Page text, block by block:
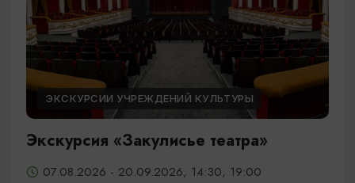
ЭКСКУРСИИ УЧРЕЖДЕНИЙ КУЛЬТУРЫ
Экскурсия «Закулисье театра»
07.08.2026 - 20.09.2026, 14:30, 19:00